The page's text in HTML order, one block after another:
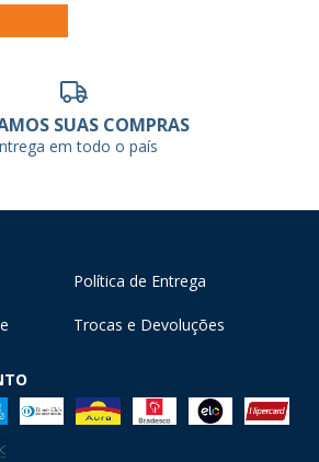
SUAS COMPRAS
em todo o país
Política de Entrega
Trocas e Devoluções